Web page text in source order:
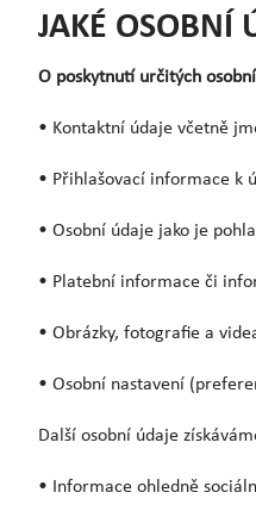
JAKÉ OSOBNÍ
O poskytnutí určitých
• Kontaktní údaje včetně
• Přihlašovací informace k
• Osobní údaje jako je
• Platební informace či
• Obrázky, fotografie a
• Osobní nastavení
Další osobní údaje
• Informace ohledně